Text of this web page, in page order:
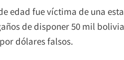
edad fue víctima de una
de disponer 50 mil
dólares falsos.